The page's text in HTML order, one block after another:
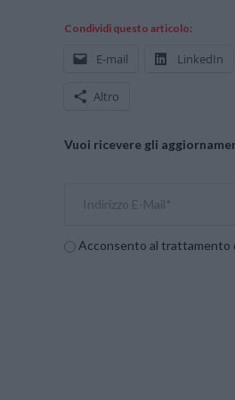
Condividi questo articolo:
E-mail LinkedIn
Altro
Vuoi ricevere gli
Acconsento al trattamento